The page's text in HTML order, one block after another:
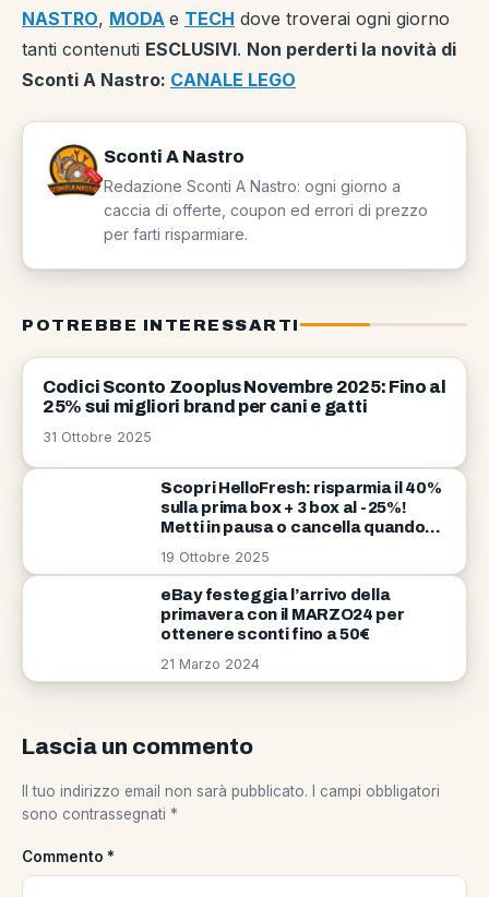
NASTRO, MODA e TECH dove troverai ogni giorno
tanti contenuti ESCLUSIVI. Non perderti la novità di
Sconti A Nastro: CANALE LEGO
Sconti A Nastro
Redazione Sconti A Nastro: ogni giorno a
caccia di offerte, coupon ed errori di prezzo
per farti risparmiare.
POTREBBE INTERESSARTI
COUPON
Codici Sconto Zooplus Novembre 2025: Fino al
25% sui migliori brand per cani e gatti
31 Ottobre 2025
Scopri HelloFresh: risparmia il 40%
sulla prima box + 3 box al -25%!
Metti in pausa o cancella quando
19 Ottobre 2025
eBay festeggia l’arrivo della
primavera con il MARZO24 per
ottenere sconti fino a 50€
21 Marzo 2024
Lascia un commento
Il tuo indirizzo email non sarà pubblicato.
I campi obbligatori
sono contrassegnati *
Commento *